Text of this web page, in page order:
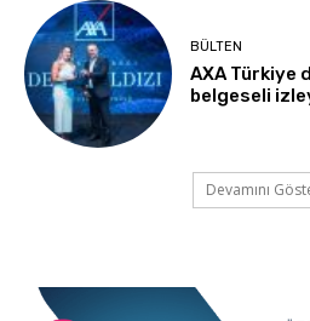
BÜLTEN
AXA Türkiye
belgeseli
Devamını